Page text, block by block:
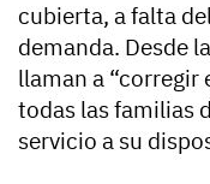
cubierta, a falta
demanda. Desde
llaman a “corregir
todas las familias
servicio a su